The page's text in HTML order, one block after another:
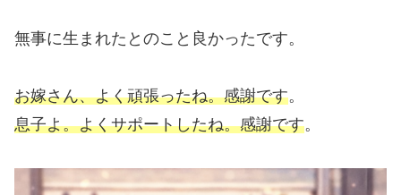
無事に生まれたとのこと良かったです。
お嫁さん、よく頑張ったね。感謝です。
息子よ。よくサポートしたね。感謝です。